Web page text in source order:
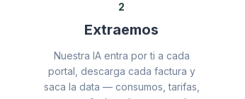
2
Extraemos
Nuestra IA entra por ti a cada
portal, descarga cada factura y
saca la data — consumos, tarifas,